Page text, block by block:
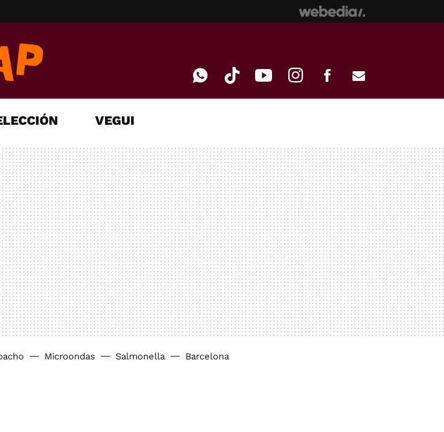
MAIL
VEGUI
Microondas Salmonella Barcelona